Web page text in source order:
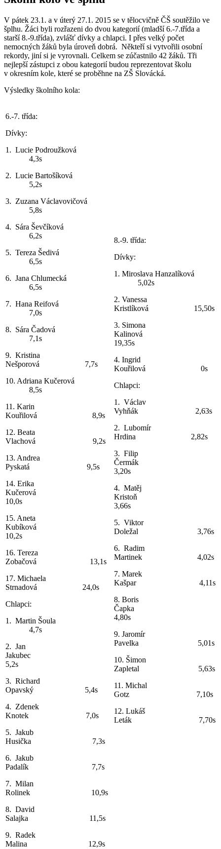
V pátek 23.1. a v úterý 27.1. 2015 se v tělocvičně ČŠ soutěžilo ve
šplhu. Žáci byli rozřazeni do dvou kategorií (mladší 6.-7.třída a
starší 8.-9.třída), zvlášť dívky a chlapci. I přes velký počet
nemocných žáků byla úroveň dobrá. Někteří si vytvořili osobní
rekordy, jiní si je vyrovnali. Celkem se zúčastnilo 42 žáků. Tři
nejlepší zástupci z obou kategorií budou reprezentovat školu
v okresním kole, které se proběhne na ZŠ Slovácká.
Výsledky školního kola:
6.-7. třída:
Dívky:
1. Lucie Podroužková
4,3s
2. Lucie Bartošíková
5,2s
3. Zuzana Václavovičová
5,8s
4. Sára Ševčíková
6,2s
5. Tereza Šedivá
6,5s
6. Jana Chlumecká
6,5s
7. Hana Reifová
7,0s
8. Sára Čadová
7,1s
9. Kristina
Nešporová 7,7s
10. Adriana Kučerová
8,5s
11. Karin
Kouřilová 8,9s
12. Beata
Vlachová 9,2s
13. Andrea
Pyskatá 9,5s
14. Erika
Kučerová
10,0s
15. Aneta
Kubíková
10,2s
16. Tereza
Zobačová 13,1s
17. Michaela
Strnadová 24,0s
Chlapci:
1. Martin Šoula
4,7s
2. Jan
Jakubec
5,2s
3. Richard
Opavský 5,4s
4. Zdenek
Knotek 7,0s
5. Jakub
Husička 7,3s
6. Jakub
Padalík 7,7s
7. Milan
Rolinek 10,9s
8. David
Salajka 11,5s
9. Radek
Malina 12,9s
8.-9. třída:
Dívky:
1. Miroslava Hanzalíková
5,02s
2. Vanessa
Kristlíková 15,50s
3. Simona
Kalinová
19,35s
4. Ingrid
Kouřilová 0s
Chlapci:
1. Václav
Vyhňák 2,63s
2. Lubomír
Hrdina 2,82s
3. Filip
Čermák
3,20s
4. Matěj
Kristoň
3,66s
5. Viktor
Doležal 3,76s
6. Radim
Martinek 4,02s
7. Marek
Kašpar 4,11s
8. Boris
Čapka
4,80s
9. Jaromír
Pavelka 5,01s
10. Šimon
Zapletal 5,63s
11. Michal
Gotz 7,10s
12. Lukáš
Leták 7,70s